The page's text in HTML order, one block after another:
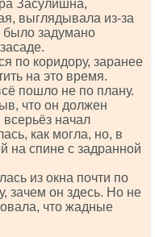
Засулишна,
выглядывала из-за
было задумано
по коридору, заранее
на это время.
пошло не по плану.
что он должен
начал
как могла, но, в
на спине с задранной
из окна почти по
зачем он здесь. Но не
что жадные